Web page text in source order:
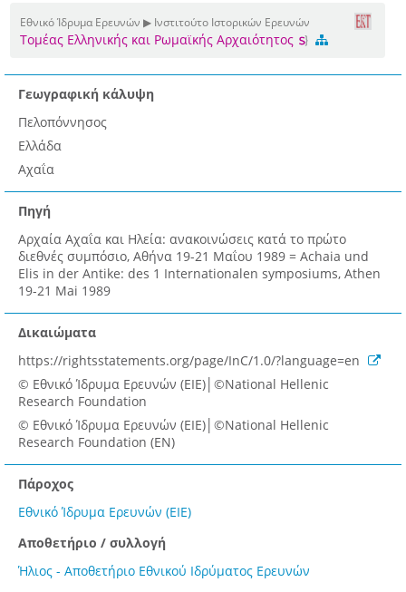
Εθνικό Ίδρυμα Ερευνών ▶ Ινστιτούτο Ιστορικών Ερευνών
Τομέας Ελληνικής και Ρωμαϊκής Αρχαιότητος
Γεωγραφική κάλυψη
Πελοπόννησος
Ελλάδα
Αχαΐα
Πηγή
Αρχαία Αχαΐα και Ηλεία: ανακοινώσεις κατά το πρώτο
διεθνές συμπόσιο, Αθήνα 19-21 Μαΐου 1989 = Achaia und
Elis in der Antike: des 1 Internationalen symposiums, Athen
19-21 Mai 1989
Δικαιώματα
https://rightsstatements.org/page/InC/1.0/?language=en
© Εθνικό Ίδρυμα Ερευνών (ΕΙΕ)│©National Hellenic
Research Foundation
© Εθνικό Ίδρυμα Ερευνών (ΕΙΕ)│©National Hellenic
Research Foundation (EN)
Πάροχος
Εθνικό Ίδρυμα Ερευνών (ΕΙΕ)
Αποθετήριο / συλλογή
Ήλιος - Αποθετήριο Εθνικού Ιδρύματος Ερευνών